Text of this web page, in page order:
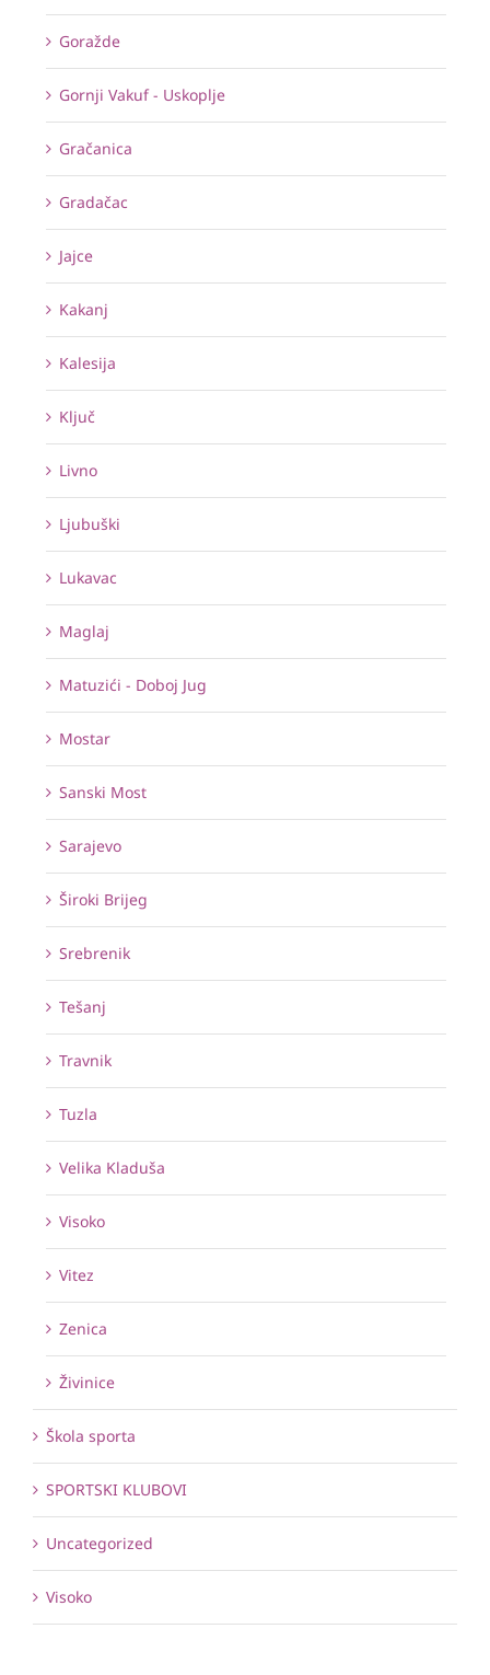
Goražde
Gornji Vakuf - Uskoplje
Gračanica
Gradačac
Jajce
Kakanj
Kalesija
Ključ
Livno
Ljubuški
Lukavac
Maglaj
Matuzići - Doboj Jug
Mostar
Sanski Most
Sarajevo
Široki Brijeg
Srebrenik
Tešanj
Travnik
Tuzla
Velika Kladuša
Visoko
Vitez
Zenica
Živinice
Škola sporta
SPORTSKI KLUBOVI
Uncategorized
Visoko